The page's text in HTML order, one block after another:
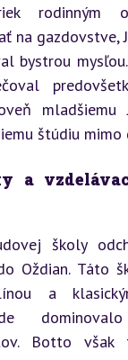
rodinným
na gazdovstve,
bystrou
mladšiemu
štúdiu mimo
a
školy
Oždian. Táto
a
dominovalo
Botto však